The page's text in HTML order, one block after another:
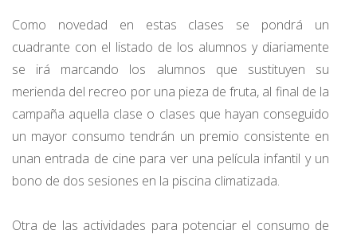
Como novedad en estas clases se pondrá un
cuadrante con el listado de los alumnos y diariamente
se irá marcando los alumnos que sustituyen su
merienda del recreo por una pieza de fruta, al final de la
campaña aquella clase o clases que hayan conseguido
un mayor consumo tendrán un premio consistente en
unan entrada de cine para ver una película infantil y un
bono de dos sesiones en la piscina climatizada.
Otra de las actividades para potenciar el consumo de